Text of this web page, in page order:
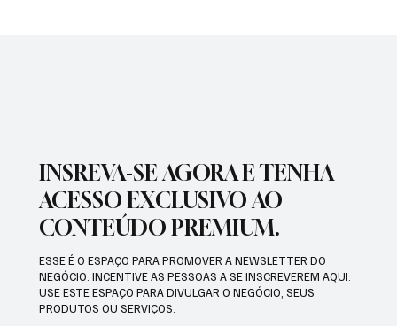
INSREVA-SE AGORA E TENHA
ACESSO EXCLUSIVO AO
CONTEÚDO PREMIUM.
ESSE É O ESPAÇO PARA PROMOVER A NEWSLETTER DO
NEGÓCIO. INCENTIVE AS PESSOAS A SE INSCREVEREM AQUI.
USE ESTE ESPAÇO PARA DIVULGAR O NEGÓCIO, SEUS
PRODUTOS OU SERVIÇOS.